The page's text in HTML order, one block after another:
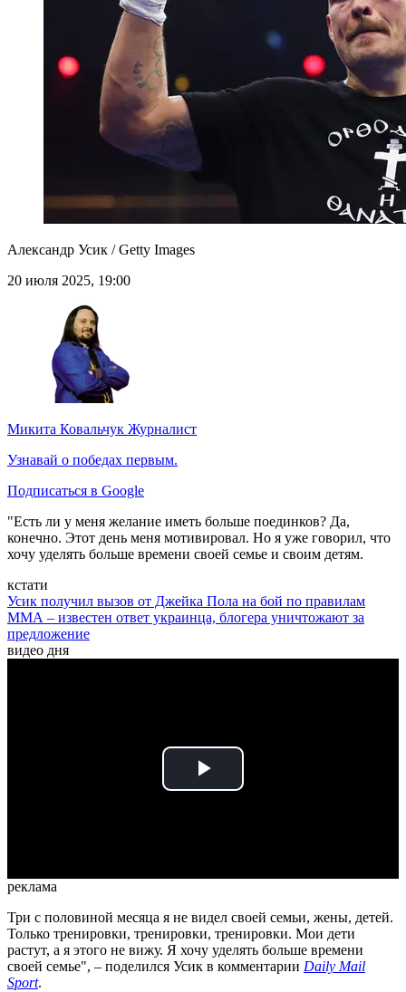
Александр Усик / Getty Images
20 июля 2025, 19:00
Микита Ковальчук Журналист
Узнавай о победах первым.
Подписаться в Google
"Есть ли у меня желание иметь больше поединков? Да,
конечно. Этот день меня мотивировал. Но я уже говорил, что
хочу уделять больше времени своей семье и своим детям.
кстати
Усик получил вызов от Джейка Пола на бой по правилам
ММА – известен ответ украинца, блогера уничтожают за
предложение
видео дня
Play
реклама
Три с половиной месяца я не видел своей семьи, жены, детей.
Только тренировки, тренировки, тренировки. Мои дети
растут, а я этого не вижу. Я хочу уделять больше времени
своей семье", – поделился Усик в комментарии Daily Mail
Sport.